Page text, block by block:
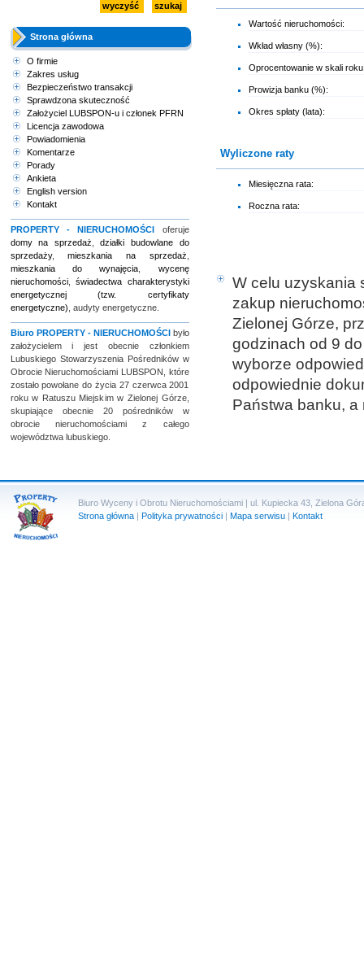
Strona główna
O firmie
Zakres usług
Bezpieczeństwo transakcji
Sprawdzona skuteczność
Założyciel LUBSPON-u i członek PFRN
Licencja zawodowa
Powiadomienia
Komentarze
Porady
Ankieta
English version
Kontakt
PROPERTY - NIERUCHOMOŚCI oferuje
domy na sprzedaż ,działki budowlane do
sprzedaży,mieszkania na sprzedaż
mieszkania do wynajęcia
wycenę
nieruchomości, świadectwa charakterystyki
energetycznej (tzw. certyfikaty
energetyczne) , audyty energetyczne.
Biuro PROPERTY - NIERUCHOMOŚCIbyło
założycielem i jest obecnie członkiem
Lubuskiego Stowarzyszenia Pośredników w
Obrocie Nieruchomościami LUBSPON, które
zostało powołane do życia 27 czerwca 2001
roku w Ratuszu Miejskim w Zielonej Górze,
skupiające obecnie 20 pośredników w
obrocie nieruchomościami z całego
województwa lubuskiego.
Wartość nieruchomości:
Wkład własny (%):
Oprocentowanie w skali
Prowizja banku (%):
Okres spłaty (lata):
Wyliczone raty
Miesięczna rata:
Roczna rata:
W celu uzyskania
zakup
Zielonej Górze,
godzinach od 9
wyborze
odpowiednie
Państwa banku,
Biuro Wyceny i Obrotu Nieruchomościami | ul. Kupiecka 43, Zielona
Strona główna| Polityka prywatności| Mapa serwisu| Kontakt